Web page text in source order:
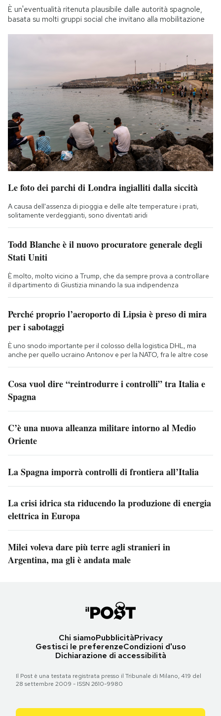
È un'eventualità ritenuta plausibile dalle autorità spagnole,
basata su molti gruppi social che invitano alla mobilitazione
Le foto dei parchi di Londra ingialliti dalla siccità
A causa dell'assenza di pioggia e delle alte temperature i prati,
solitamente verdeggianti, sono diventati aridi
Todd Blanche è il nuovo procuratore generale degli
Stati Uniti
È molto, molto vicino a Trump, che da sempre prova a controllare
il dipartimento di Giustizia minando la sua indipendenza
Perché proprio l’aeroporto di Lipsia è preso di mira
per i sabotaggi
È uno snodo importante per il colosso della logistica DHL, ma
anche per quello ucraino Antonov e per la NATO, fra le altre cose
Cosa vuol dire “reintrodurre i controlli” tra Italia e
Spagna
C’è una nuova alleanza militare intorno al Medio
Oriente
La Spagna imporrà controlli di frontiera all’Italia
La crisi idrica sta riducendo la produzione di energia
elettrica in Europa
Milei voleva dare più terre agli stranieri in
Argentina, ma gli è andata male
Chi siamoPubblicitàPrivacy
Gestisci le preferenzeCondizioni d'uso
Dichiarazione di accessibilità
Il Post è una testata registrata presso il Tribunale di Milano, 419 del
28 settembre 2009 - ISSN 2610-9980